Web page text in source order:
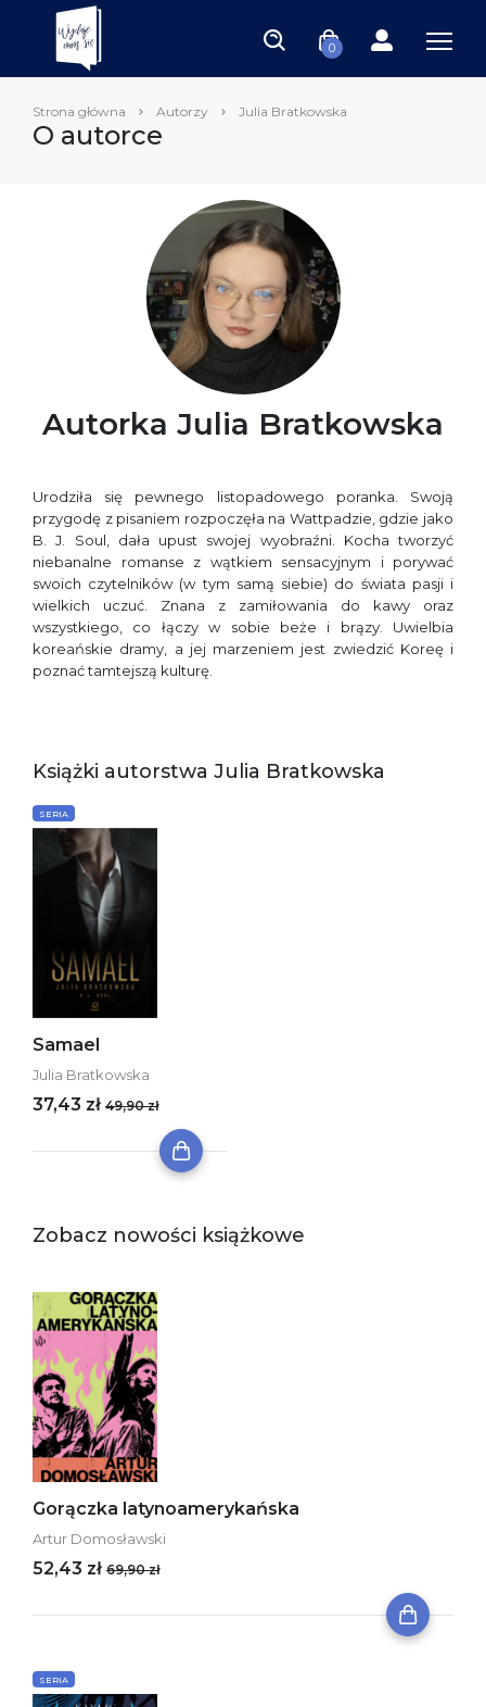
0
Strona główna Autorzy Julia Bratkowska
O autorce
Autorka Julia Bratkowska
Urodziła się pewnego listopadowego poranka. Swoją
przygodę z pisaniem rozpoczęła na Wattpadzie, gdzie jako
B. J. Soul, dała upust swojej wyobraźni. Kocha tworzyć
niebanalne romanse z wątkiem sensacyjnym i porywać
swoich czytelników (w tym samą siebie) do świata pasji i
wielkich uczuć. Znana z zamiłowania do kawy oraz
wszystkiego, co łączy w sobie beże i brązy. Uwielbia
koreańskie dramy, a jej marzeniem jest zwiedzić Koreę i
poznać tamtejszą kulturę.
Książki autorstwa Julia Bratkowska
SERIA
Samael
Julia Bratkowska
37,43 zł 49,90 zł
Zobacz nowości książkowe
Gorączka latynoamerykańska
Artur Domosławski
52,43 zł 69,90 zł
SERIA